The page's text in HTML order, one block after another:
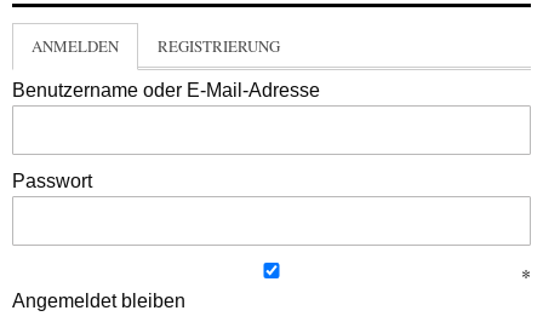
ANMELDEN REGISTRIERUNG
Benutzername oder E-Mail-Adresse
Passwort
Angemeldet bleiben